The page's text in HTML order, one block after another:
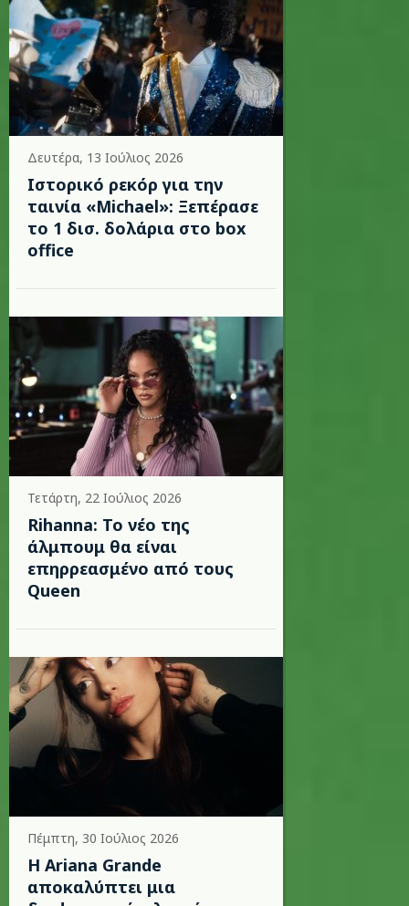
Δευτέρα, 13 Ιούλιος 2026
Ιστορικό ρεκόρ για την
ταινία «Michael»: Ξεπέρασε
το 1 δισ. δολάρια στο box
office
Τετάρτη, 22 Ιούλιος 2026
Rihanna: Το νέο της
άλμπουμ θα είναι
επηρρεασμένο από τους
Queen
Πέμπτη, 30 Ιούλιος 2026
Η Ariana Grande
αποκαλύπτει μια